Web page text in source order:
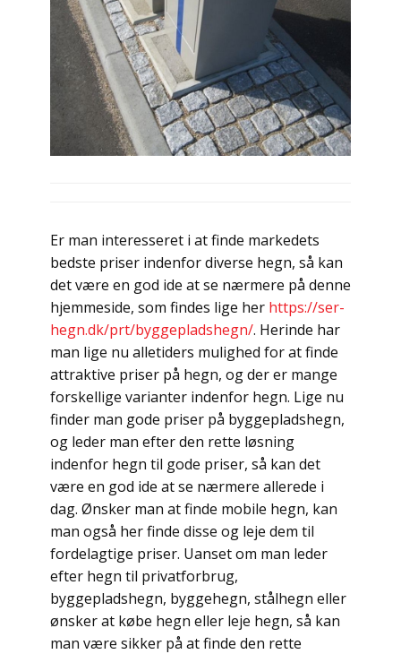
Er man interesseret i at finde markedets
bedste priser indenfor diverse hegn, så kan
det være en god ide at se nærmere på denne
hjemmeside, som findes lige her https://ser-
hegn.dk/prt/byggepladshegn/. Herinde har
man lige nu alletiders mulighed for at finde
attraktive priser på hegn, og der er mange
forskellige varianter indenfor hegn. Lige nu
finder man gode priser på byggepladshegn,
og leder man efter den rette løsning
indenfor hegn til gode priser, så kan det
være en god ide at se nærmere allerede i
dag. Ønsker man at finde mobile hegn, kan
man også her finde disse og leje dem til
fordelagtige priser. Uanset om man leder
efter hegn til privatforbrug,
byggepladshegn, byggehegn, stålhegn eller
ønsker at købe hegn eller leje hegn, så kan
man være sikker på at finde den rette